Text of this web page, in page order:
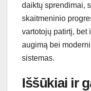
daiktų sprendimai,
skaitmeninio
vartotojų patirtį, bet
augimą bei
sistemas.
Iššūkiai ir